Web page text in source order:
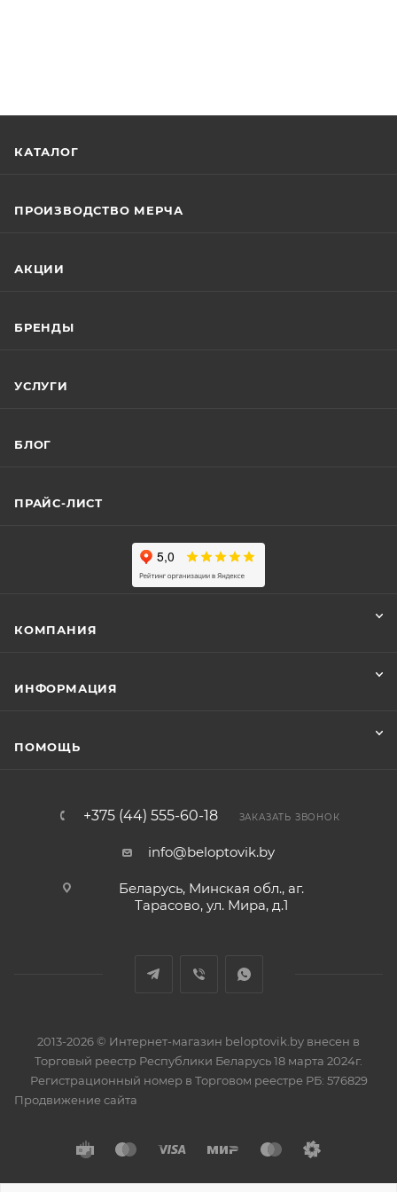
КАТАЛОГ
ПРОИЗВОДСТВО МЕРЧА
АКЦИИ
БРЕНДЫ
УСЛУГИ
БЛОГ
ПРАЙС-ЛИСТ
КОМПАНИЯ
ИНФОРМАЦИЯ
ПОМОЩЬ
+375 (44) 555-60-18 ЗАКАЗАТЬ ЗВОНОК
info@beloptovik.by
Беларусь, Минская обл., аг.
Тарасово, ул. Мира, д.1
2013-2026 © Интернет-магазин beloptovik.by внесен в
Торговый реестр Республики Беларусь 18 марта 2024г.
Регистрационный номер в Торговом реестре РБ: 576829
Продвижение сайта